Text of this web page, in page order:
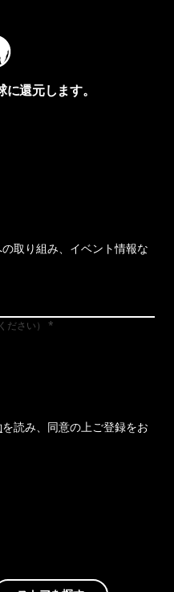
還元します。
取り組み、イベント情報な
さい）
を読み、同意の上ご登録をお